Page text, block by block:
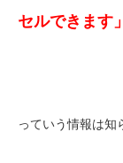
セルできます」
っていう情報は知